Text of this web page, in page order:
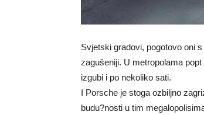
Svjetski gradovi, pogotovo oni
zagušeniji. U metropolama
izgubi i po nekoliko sati.
I Porsche je stoga ozbiljno
budu?nosti u tim